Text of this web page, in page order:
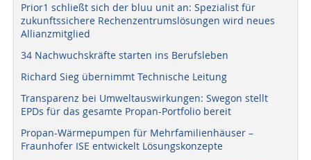
Prior1 schließt sich der bluu unit an: Spezialist für
zukunftssichere Rechenzentrumslösungen wird neues
Allianzmitglied
34 Nachwuchskräfte starten ins Berufsleben
Richard Sieg übernimmt Technische Leitung
Transparenz bei Umweltauswirkungen: Swegon stellt
EPDs für das gesamte Propan-Portfolio bereit
Propan-Wärmepumpen für Mehrfamilienhäuser –
Fraunhofer ISE entwickelt Lösungskonzepte